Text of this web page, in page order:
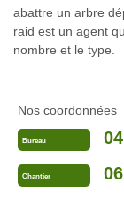
abattre un arbre
raid est un agent
nombre et le type.
Nos coordonnées
Bureau
Chantier